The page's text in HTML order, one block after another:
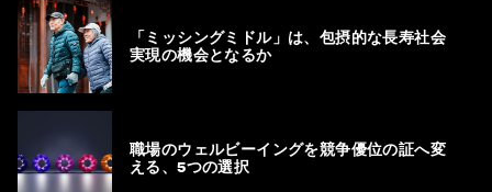
「ミッシングミドル」は、包摂的な長寿社会
実現の機会となるか
職場のウェルビーイングを競争優位の証へ変
える、5つの選択